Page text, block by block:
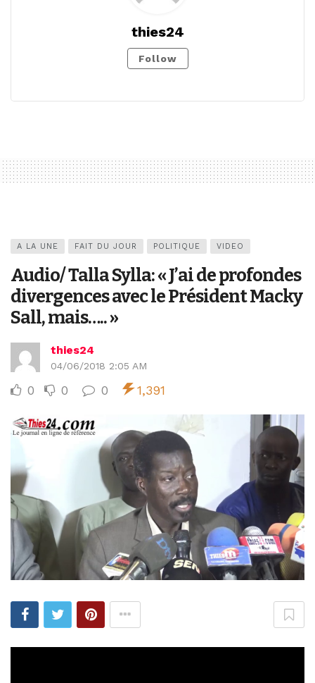
thies24
Follow
A LA UNE FAIT DU JOUR POLITIQUE VIDEO
Audio/ Talla Sylla: « J’ai de profondes
divergences avec le Président Macky
Sall, mais….. »
thies24
04/06/2018 2:05 AM
0 0 0 1,391